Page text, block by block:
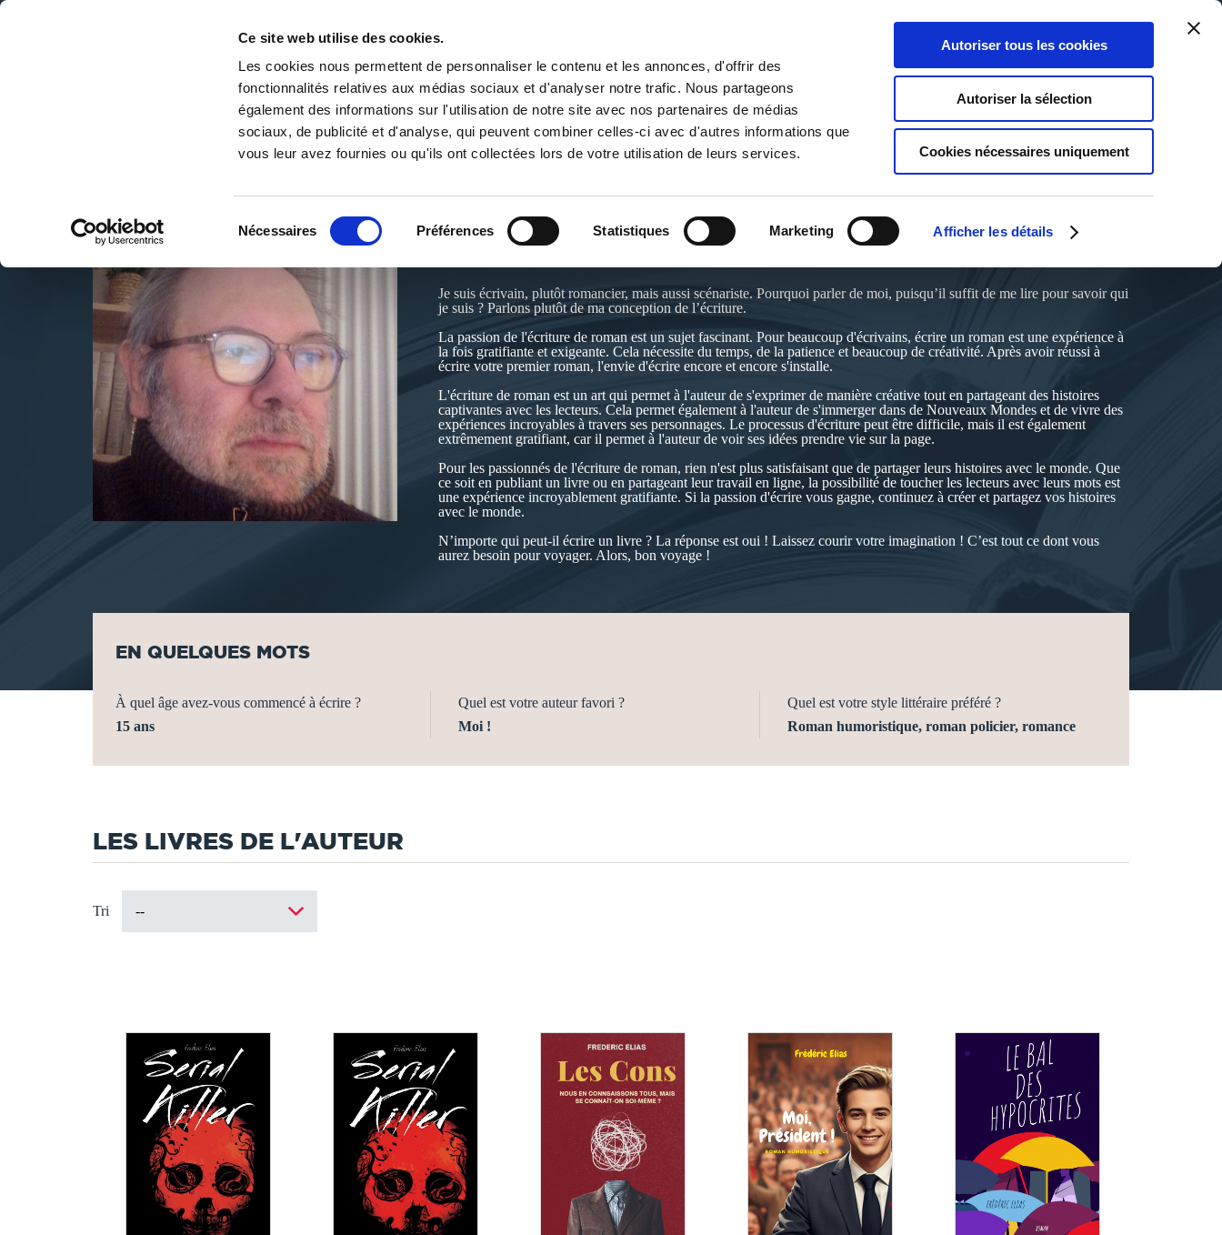
Ce site web utilise des cookies.
Les cookies nous permettent de personnaliser le contenu et les annonces, d'offrir des
fonctionnalités relatives aux médias sociaux et d'analyser notre trafic. Nous partageons
également des informations sur l'utilisation de notre site avec nos partenaires de médias
sociaux, de publicité et d'analyse, qui peuvent combiner celles-ci avec d'autres informations que
vous leur avez fournies ou qu'ils ont collectées lors de votre utilisation de leurs services.
Nécessaires Préférences Statistiques Marketing Afficher les détails
Autoriser tous les cookies
Autoriser la sélection
Cookies nécessaires uniquement
DE LA PAGE BLANCHE... AU BEST SELLER
0
Panier
0
Ma liste
Connexion
PUBLIER UN LIVRE LIBRAIRIE
FRÉDÉRIC ELIAS
Je suis écrivain, plutôt romancier, mais aussi scénariste. Pourquoi parler de moi, puisqu’il suffit de me lire pour savoir qui
je suis ? Parlons plutôt de ma conception de l’écriture.
La passion de l'écriture de roman est un sujet fascinant. Pour beaucoup d'écrivains, écrire un roman est une expérience à
la fois gratifiante et exigeante. Cela nécessite du temps, de la patience et beaucoup de créativité. Après avoir réussi à
écrire votre premier roman, l'envie d'écrire encore et encore s'installe.
L'écriture de roman est un art qui permet à l'auteur de s'exprimer de manière créative tout en partageant des histoires
captivantes avec les lecteurs. Cela permet également à l'auteur de s'immerger dans de Nouveaux Mondes et de vivre des
expériences incroyables à travers ses personnages. Le processus d'écriture peut être difficile, mais il est également
extrêmement gratifiant, car il permet à l'auteur de voir ses idées prendre vie sur la page.
Pour les passionnés de l'écriture de roman, rien n'est plus satisfaisant que de partager leurs histoires avec le monde. Que
ce soit en publiant un livre ou en partageant leur travail en ligne, la possibilité de toucher les lecteurs avec leurs mots est
une expérience incroyablement gratifiante. Si la passion d'écrire vous gagne, continuez à créer et partagez vos histoires
avec le monde.
N’importe qui peut-il écrire un livre ? La réponse est oui ! Laissez courir votre imagination ! C’est tout ce dont vous
aurez besoin pour voyager. Alors, bon voyage !
EN QUELQUES MOTS
À quel âge avez-vous commencé à écrire ?
15 ans
Quel est votre auteur favori ?
Moi !
Quel est votre style littéraire préféré ?
Roman humoristique, roman policier, romance
LES LIVRES DE L'AUTEUR
Tri